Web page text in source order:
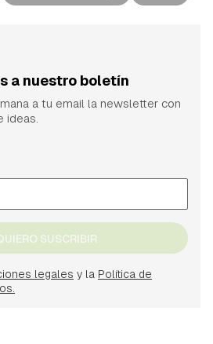
a nuestro boletín
a tu email la newsletter con
ideas.
SUSCRIBIR
legales y la Política de